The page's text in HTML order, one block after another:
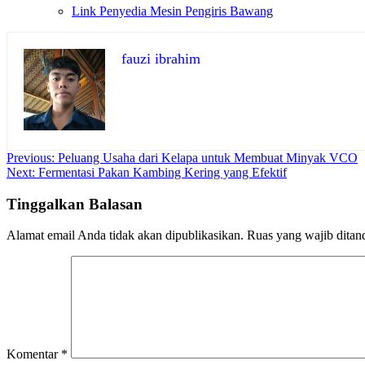
Link Penyedia Mesin Pengiris Bawang
fauzi ibrahim
Navigasi
pos
Previous: Peluang Usaha dari Kelapa untuk Membuat Minyak VCO
Next: Fermentasi Pakan Kambing Kering yang Efektif
Tinggalkan Balasan
Alamat email Anda tidak akan dipublikasikan. Ruas yang wajib
Komentar *